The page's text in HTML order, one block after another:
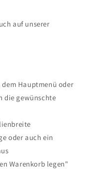
auf unserer
dem Hauptmenü oder
die gewünschte
oder auch ein
Warenkorb legen"